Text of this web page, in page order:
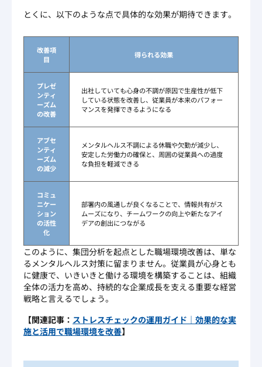
とくに、以下のような点で具体的な効果が期待できます。
改善項
目
得られる効果
プレゼ
ンティ
ーズム
の改善
出社していても心身の不調が原因で生産性が低下
している状態を改善し、従業員が本来のパフォー
マンスを発揮できるようになる
アブセ
ンティ
ーズム
の減少
メンタルヘルス不調による休職や欠勤が減少し、
安定した労働力の確保と、周囲の従業員への過度
な負担を軽減できる
コミュ
ニケー
ション
の活性
化
部署内の風通しが良くなることで、情報共有がス
ムーズになり、チームワークの向上や新たなアイ
デアの創出につながる
このように、集団分析を起点とした職場環境改善は、単な
るメンタルヘルス対策に留まりません。従業員が心身とも
に健康で、いきいきと働ける環境を構築することは、組織
全体の活力を高め、持続的な企業成長を支える重要な経営
戦略と言えるでしょう。
【関連記事： ストレスチェックの運用ガイド｜効果的な実
施と活用で職場環境を改善】